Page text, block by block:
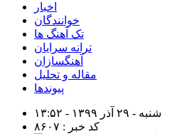
اخبار
خوانندگان
تک آهنگ ها
ترانه سرایان
آهنگسازان
مقاله و تحلیل
پیوندها
شنبه - ۲۹ آذر ۱۳۹۹ - ۱۳:۵۲
کد خبر : ۸۶۰۷